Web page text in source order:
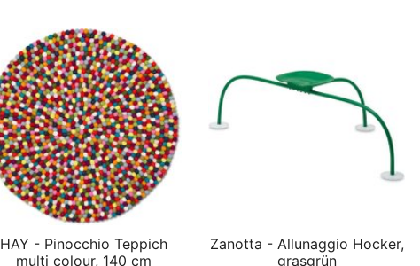
HAY - Pinocchio Teppich
multi colour, 140 cm
Zanotta - Allunaggio Hocker,
grasgrün